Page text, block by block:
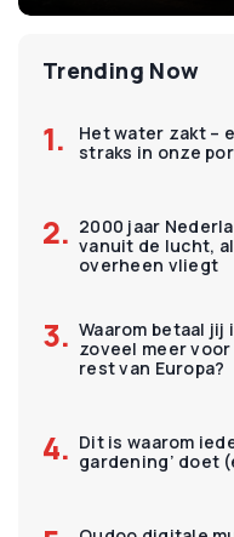
Trending Now
Het water zakt –
straks in onze
2000 jaar
vanuit de lucht,
overheen vliegt
Waarom betaal jij
zoveel meer
rest van Europa?
Dit is waarom
gardening’ doet